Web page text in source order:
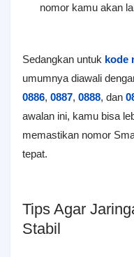
nomor kamu akan
Sedangkan untuk kode
umumnya diawali
0886, 0887, 0888, dan
awalan ini, kamu bisa
memastikan nomor
tepat.
Tips Agar
Stabil